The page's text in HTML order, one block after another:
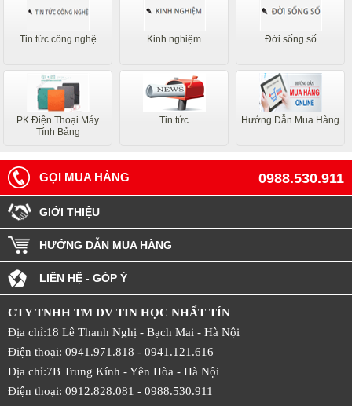
Tin tức công nghệ Kinh nghiệm Đời sống số
PK Điện Thoại Máy
Tính Bảng
Tin tức Hướng Dẫn Mua Hàng
0988.530.911
GỌI MUA HÀNG
GIỚI THIỆU
HƯỚNG DẪN MUA HÀNG
LIÊN HỆ - GÓP Ý
CTY TNHH TM DV TIN HỌC NHẤT TÍN
Địa chỉ:18 Lê Thanh Nghị - Bạch Mai - Hà Nội
Điện thoại: 0941.971.818 - 0941.121.616
Địa chỉ:7B Trung Kính - Yên Hòa - Hà Nội
Điện thoại: 0912.828.081 - 0988.530.911